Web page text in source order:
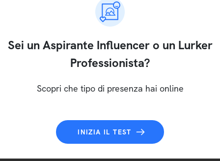
Sei un Aspirante Influencer o un Lurker
Professionista?
Scopri che tipo di presenza hai online
INIZIA IL TEST